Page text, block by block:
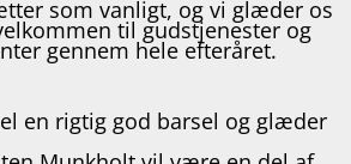
som vanligt, og vi glæder os
til gudstjenester og
gennem hele efteråret.
en rigtig god barsel og glæder